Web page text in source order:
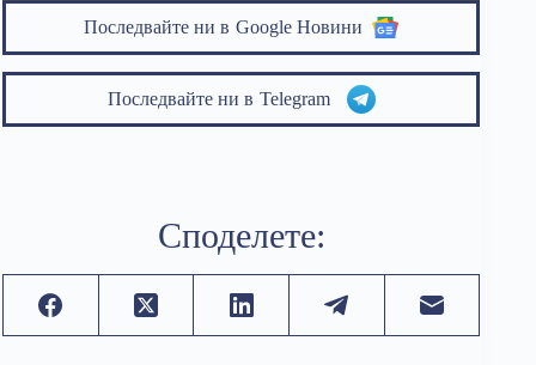
Последвайте ни в Google Новини
Последвайте ни в Telegram
Споделете: